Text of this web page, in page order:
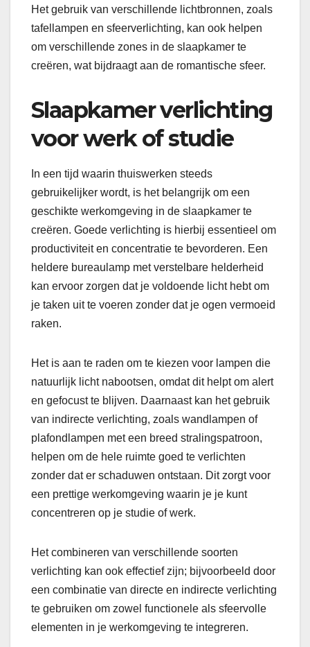
Het gebruik van verschillende lichtbronnen, zoals
tafellampen en sfeerverlichting, kan ook helpen
om verschillende zones in de slaapkamer te
creëren, wat bijdraagt aan de romantische sfeer.
Slaapkamer verlichting
voor werk of studie
In een tijd waarin thuiswerken steeds
gebruikelijker wordt, is het belangrijk om een
geschikte werkomgeving in de slaapkamer te
creëren. Goede verlichting is hierbij essentieel om
productiviteit en concentratie te bevorderen. Een
heldere bureaulamp met verstelbare helderheid
kan ervoor zorgen dat je voldoende licht hebt om
je taken uit te voeren zonder dat je ogen vermoeid
raken.
Het is aan te raden om te kiezen voor lampen die
natuurlijk licht nabootsen, omdat dit helpt om alert
en gefocust te blijven. Daarnaast kan het gebruik
van indirecte verlichting, zoals wandlampen of
plafondlampen met een breed stralingspatroon,
helpen om de hele ruimte goed te verlichten
zonder dat er schaduwen ontstaan. Dit zorgt voor
een prettige werkomgeving waarin je je kunt
concentreren op je studie of werk.
Het combineren van verschillende soorten
verlichting kan ook effectief zijn; bijvoorbeeld door
een combinatie van directe en indirecte verlichting
te gebruiken om zowel functionele als sfeervolle
elementen in je werkomgeving te integreren.